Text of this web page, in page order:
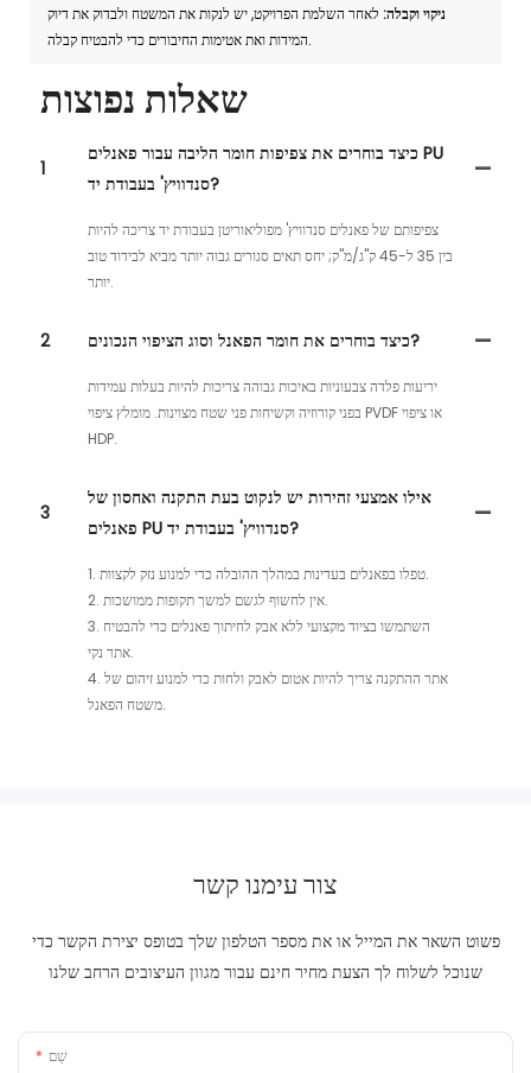
ניקוי וקבלה: לאחר השלמת הפרויקט, יש לנקות את המשטח ולבדוק את דיוק
המידות ואת אטימות החיבורים כדי להבטיח קבלה.
שאלות נפוצות
1
כיצד בוחרים את צפיפות חומר הליבה עבור פאנלים PU
סנדוויץ' בעבודת יד?
צפיפותם של פאנלים סנדוויץ' מפוליאוריטן בעבודת יד צריכה להיות
בין 35 ל-45 ק"ג/מ"ק; יחס תאים סגורים גבוה יותר מביא לבידוד טוב
יותר.
2 כיצד בוחרים את חומר הפאנל וסוג הציפוי הנכונים?
יריעות פלדה צבעוניות באיכות גבוהה צריכות להיות בעלות עמידות
בפני קורוזיה וקשיחות פני שטח מצוינות. מומלץ ציפוי PVDF או ציפוי
HDP.
3
אילו אמצעי זהירות יש לנקוט בעת התקנה ואחסון של
פאנלים PU סנדוויץ' בעבודת יד?
1. טפלו בפאנלים בעדינות במהלך ההובלה כדי למנוע נזק לקצוות.
2. אין לחשוף לגשם למשך תקופות ממושכות.
3. השתמשו בציוד מקצועי ללא אבק לחיתוך פאנלים כדי להבטיח
אתר נקי.
4. אתר ההתקנה צריך להיות אטום לאבק ולחות כדי למנוע זיהום של
משטח הפאנל.
צור עימנו קשר
פשוט השאר את המייל או את מספר הטלפון שלך בטופס יצירת הקשר כדי
שנוכל לשלוח לך הצעת מחיר חינם עבור מגוון העיצובים הרחב שלנו
שֵׁם